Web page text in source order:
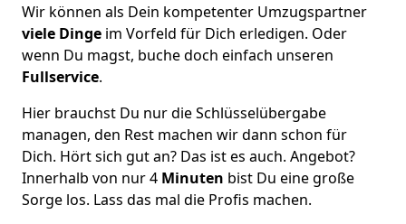
Wir können als Dein kompetenter Umzugspartner
viele Dinge im Vorfeld für Dich erledigen. Oder
wenn Du magst, buche doch einfach unseren
Fullservice.
Hier brauchst Du nur die Schlüsselübergabe
managen, den Rest machen wir dann schon für
Dich. Hört sich gut an? Das ist es auch. Angebot?
Innerhalb von nur 4 Minuten bist Du eine große
Sorge los. Lass das mal die Profis machen.